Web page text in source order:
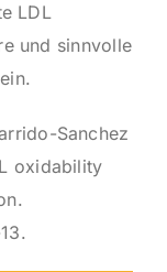
LDL
und sinnvolle
Sanchez
oxidability